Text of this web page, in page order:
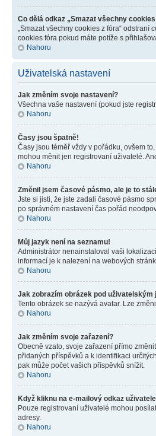
Co dělá odkaz „Smazat všechny
„Smazat všechny cookies z fóra“
cookies fóra pokud máte potíže s
Nahoru
Uživatelská nastavení
Jak změním svoje nastavení?
Všechna vaše nastavení (pokud jste
Nahoru
Časy jsou špatně!
Časy jsou téměř vždy v pořádku, ovšem
mohou měnit jen registrovaní uživatelé.
Nahoru
Změnil jsem časové pásmo, ale je to
Jste si jisti, že jste zadali časové pásmo
po správném nastavení čas pořád
Nahoru
Můj jazyk není na seznamu!
Administrátor nenainstaloval vaši
informací je k nalezení na webových
Nahoru
Jak zobrazím obrázek pod uživatelským
Tento obrázek se nazývá avatar. Lze
Nahoru
Jak změním svoje zařazení?
Obecně vzato, svoje zařazení přímo
přidaných příspěvků a k identifikaci
pak může počet vašich příspěvků snížit.
Nahoru
Když kliknu na e-mailový odkaz
Pouze registrovaní uživatelé mohou
adresy.
Nahoru